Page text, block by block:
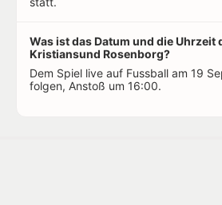
Was ist das Datum und die Uhrzeit
Kristiansund Rosenborg?
Dem Spiel live auf Fussball am 19
folgen, Anstoß um 16:00.